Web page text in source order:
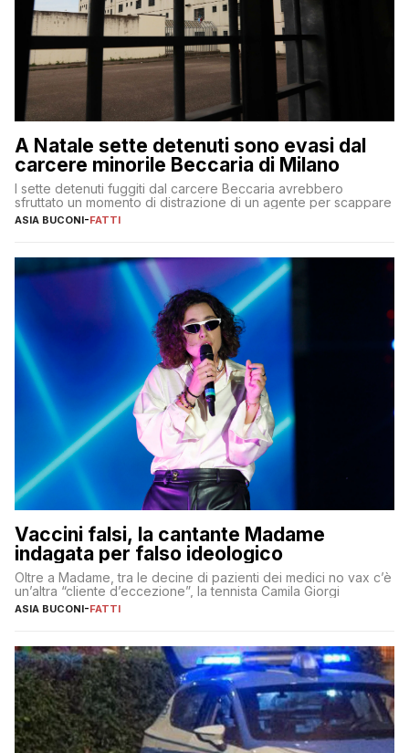
A Natale sette detenuti sono evasi dal
carcere minorile Beccaria di Milano
I sette detenuti fuggiti dal carcere Beccaria avrebbero
sfruttato un momento di distrazione di un agente per scappare
ASIA BUCONI-FATTI
Vaccini falsi, la cantante Madame
indagata per falso ideologico
Oltre a Madame, tra le decine di pazienti dei medici no vax c’è
un’altra “cliente d’eccezione”, la tennista Camila Giorgi
ASIA BUCONI-FATTI